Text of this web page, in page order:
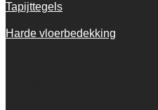
Tapijttegels
Harde vloerbedekking